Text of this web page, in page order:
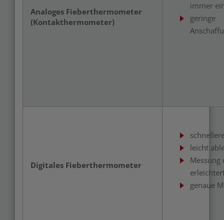
Analoges Fieberthermometer
(Kontakthermometer)
immer
geringe
Digitales Fieberthermometer
leicht
Messung
genaue